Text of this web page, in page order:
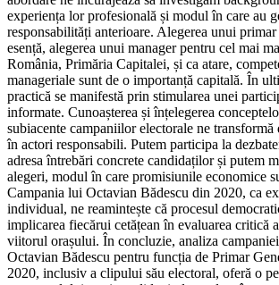
experiența lor profesională și modul în care au
responsabilități anterioare. Alegerea unui primar
esență, alegerea unui manager pentru cel mai
România, Primăria Capitalei, și ca atare,
manageriale sunt de o importanță capitală. În
practică se manifestă prin stimularea unei
informate. Cunoașterea și înțelegerea
subiacente campaniilor electorale ne
în actori responsabili. Putem participa la
adresa întrebări concrete candidaților și putem
alegeri, modul în care promisiunile economice
Campania lui Octavian Bădescu din 2020, ca
individual, ne reamintește că procesul
implicarea fiecărui cetățean în evaluarea critică
viitorul orașului. În concluzie, analiza
Octavian Bădescu pentru funcția de Primar
2020, inclusiv a clipului său electoral, oferă o